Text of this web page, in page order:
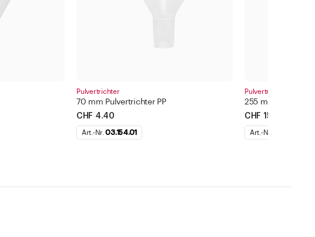
Pulvertrichter
70 mm Pulvertrichter PP
CHF 4.40
Art.-Nr.03.154.01
Pulvertrichter
255 mm
CHF 15.20
Art.-Nr.